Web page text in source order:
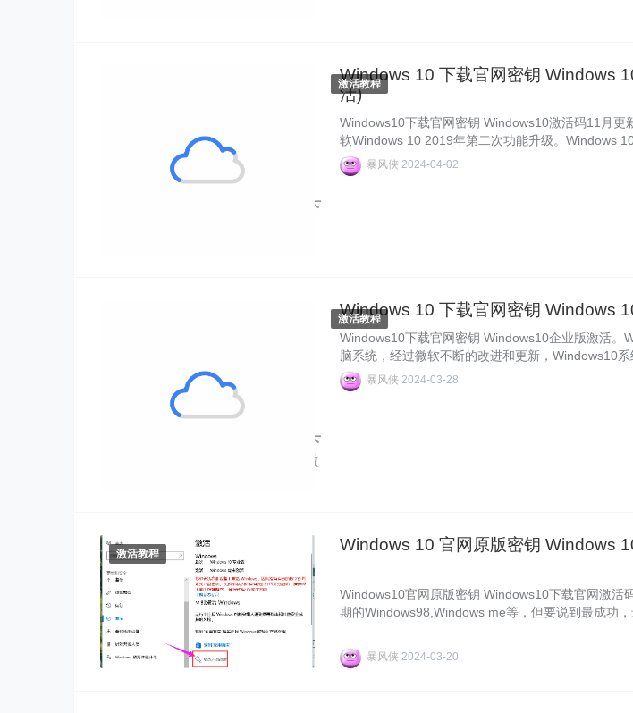
Windows10" alt="Windows 10 下
激活教程
Windows 10 下载官网密钥 Windows
活)
Windows10下载官网密钥 Windows10激活码11月
软Windows 10 2019年第二次功能升级。Windows
它具有许多不错的改进，值得一试。因此，我们得
镜像官网暴风侠给大家带来了Windows10 1909的激
暴风侠2024-04-02
Windows10" alt="Windows 10 下
载官网密钥 Windows 10 企业版激
激活教程
Windows 10 下载官网密钥 Windows
Windows10下载官网密钥 Windows10企业版激活。
脑系统，经过微软不断的改进和更新，Windows10
越多了。Windows10企业版是专门针对企业用户研
伴们在网上搜索Windows10企业版激活码来激活
暴风侠2024-03-28
激活教程 Windows 10 官网原版密钥 Windows
Windows10官网原版密钥 Windows10下载官网激活
期的Windows98,Windows me等，但要说到最成功
易上手，兼容性强等。而经过时间的洗理，现在除
不受官方支持，所以大多数的用户向Windows10转
暴风侠2024-03-20